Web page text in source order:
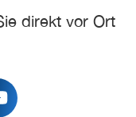
direkt vor Ort